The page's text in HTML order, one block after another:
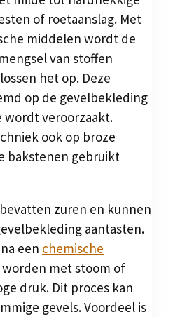
of roetaanslag. Met
middelen wordt de
van stoffen
het op. Deze
op de gevelbekleding
wordt veroorzaakt.
ook op broze
bakstenen gebruikt
zuren en kunnen
aantasten.
een chemische
worden met stoom of
druk. Dit proces kan
gevels. Voordeel is